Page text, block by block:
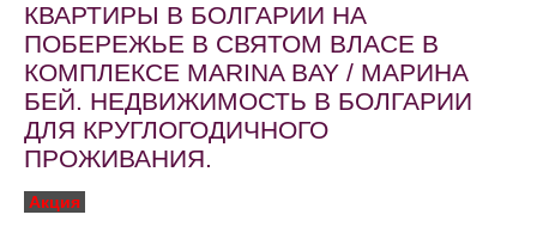
КВАРТИРЫ В БОЛГАРИИ НА
ПОБЕРЕЖЬЕ В СВЯТОМ ВЛАСЕ В
КОМПЛЕКСЕ MARINA BAY / МАРИНА
БЕЙ. НЕДВИЖИМОСТЬ В БОЛГАРИИ
ДЛЯ КРУГЛОГОДИЧНОГО
ПРОЖИВАНИЯ.
Акция